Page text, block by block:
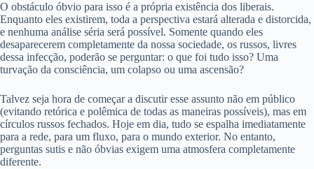
O obstáculo óbvio para isso é a própria existência dos liberais.
Enquanto eles existirem, toda a perspectiva estará alterada e distorcida,
e nenhuma análise séria será possível. Somente quando eles
desaparecerem completamente da nossa sociedade, os russos, livres
dessa infecção, poderão se perguntar: o que foi tudo isso? Uma
turvação da consciência, um colapso ou uma ascensão?
Talvez seja hora de começar a discutir esse assunto não em público
(evitando retórica e polêmica de todas as maneiras possíveis), mas em
círculos russos fechados. Hoje em dia, tudo se espalha imediatamente
para a rede, para um fluxo, para o mundo exterior. No entanto,
perguntas sutis e não óbvias exigem uma atmosfera completamente
diferente.